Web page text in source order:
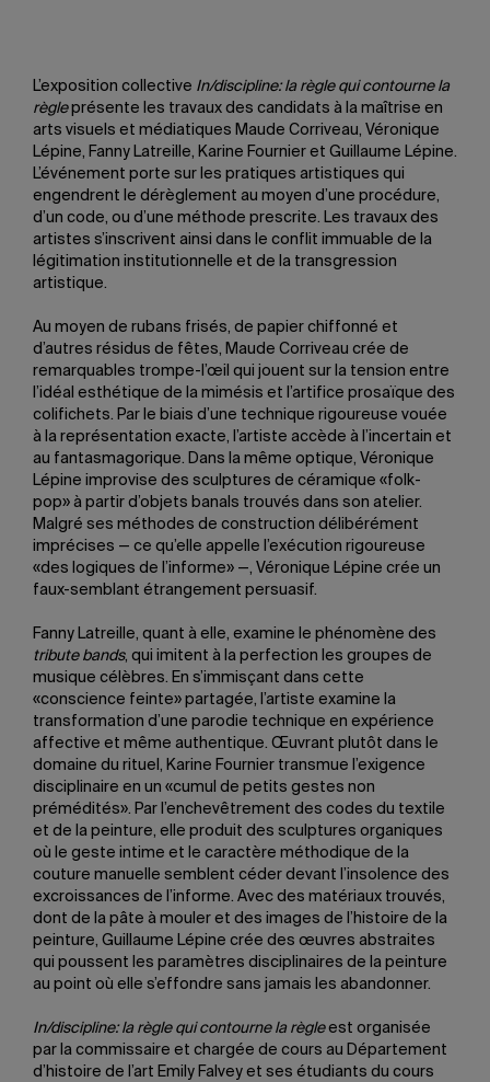
L’exposition collective In/discipline: la règle qui contourne la
règleprésente les travaux des candidats à la maîtrise en
arts visuels et médiatiques Maude Corriveau, Véronique
Lépine, Fanny Latreille, Karine Fournier et Guillaume Lépine.
L’événement porte sur les pratiques artistiques qui
engendrent le dérèglement au moyen d’une procédure,
d’un code, ou d’une méthode prescrite. Les travaux des
artistes s’inscrivent ainsi dans le conflit immuable de la
légitimation institutionnelle et de la transgression
artistique.
Au moyen de rubans frisés, de papier chiffonné et
d’autres résidus de fêtes, Maude Corriveau crée de
remarquables trompe-l’œil qui jouent sur la tension entre
l’idéal esthétique de la mimésis et l’artifice prosaïque des
colifichets. Par le biais d’une technique rigoureuse vouée
à la représentation exacte, l’artiste accède à l’incertain et
au fantasmagorique. Dans la même optique, Véronique
Lépine improvise des sculptures de céramique «folk-
pop» à partir d’objets banals trouvés dans son atelier.
Malgré ses méthodes de construction délibérément
imprécises — ce qu’elle appelle l’exécution rigoureuse
«des logiques de l’informe» —, Véronique Lépine crée un
faux-semblant étrangement persuasif.
Fanny Latreille, quant à elle, examine le phénomène des
tribute bands, qui imitent à la perfection les groupes de
musique célèbres. En s’immisçant dans cette
«conscience feinte» partagée, l’artiste examine la
transformation d’une parodie technique en expérience
affective et même authentique. Œuvrant plutôt dans le
domaine du rituel, Karine Fournier transmue l’exigence
disciplinaire en un «cumul de petits gestes non
prémédités». Par l’enchevêtrement des codes du textile
et de la peinture, elle produit des sculptures organiques
où le geste intime et le caractère méthodique de la
couture manuelle semblent céder devant l’insolence des
excroissances de l’informe. Avec des matériaux trouvés,
dont de la pâte à mouler et des images de l’histoire de la
peinture, Guillaume Lépine crée des œuvres abstraites
qui poussent les paramètres disciplinaires de la peinture
au point où elle s’effondre sans jamais les abandonner.
In/discipline: la règle qui contourne la règleest organisée
par la commissaire et chargée de cours au Département
d’histoire de l’art Emily Falvey et ses étudiants du cours